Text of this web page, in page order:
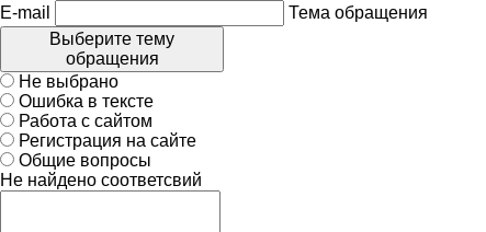
E-mail
Тема обращения
Выберите тему
обращения
Не выбрано
Ошибка в тексте
Работа с сайтом
Регистрация на сайте
Общие вопросы
Не найдено соответсвий